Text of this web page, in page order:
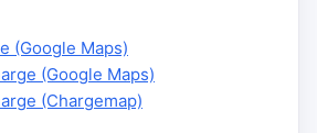
(Google Maps)
(Google Maps)
(Chargemap)